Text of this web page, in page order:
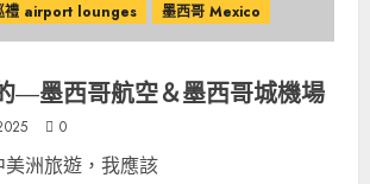
禮 airport lounges 墨西哥 Mexico
—墨西哥航空＆墨西哥城機場
0
洲旅遊，我應該